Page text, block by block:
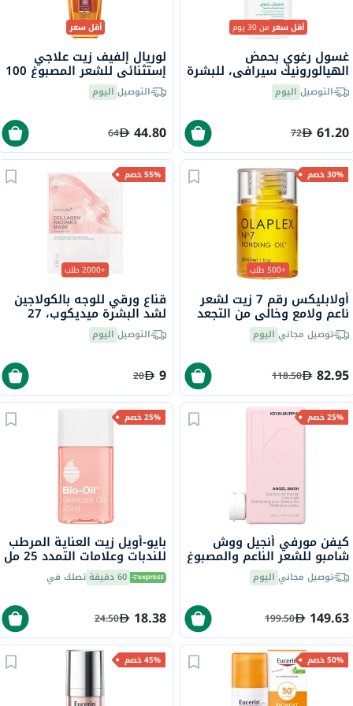
أقل سعرمن 30 يوم
غسول رغوي بحمض
الهيالورونيك سيرافي، للبشرة
العادية إلى الدهنية، 236 مل
التوصيل اليوم
61.20
72
أقل سعر
لوريال إلفيف زيت علاجي
إستثنائي للشعر المصبوغ 100
ملالتوصيل اليوم
44.80
64
30% خصم
+500 طلب
أولابليكس رقم 7 زيت لشعر
ناعم ولامع وخالي من التجعد
30 ملتوصيل مجاني اليوم
82.95
118.50
55% خصم
+2000 طلب
قناع ورقي للوجه بالكولاجين
لشد البشرة ميديكوب، 27
جرامالتوصيل اليوم
9
20
25% خصم
كيفن مورفي أنجيل ووش
شامبو للشعر الناعم والمصبوغ
250 ملتوصيل مجاني اليوم
149.63
199.50
25% خصم
بايو-أويل زيت العناية المرطب
للندبات وعلامات التمدد 25 مل
60 دقيقة تصلك في
18.38
24.50
50% خصم 45% خصم